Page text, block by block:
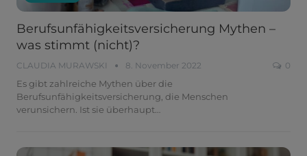
Berufsunfähigkeitsversicherung Mythen –
was stimmt (nicht)?
CLAUDIA MURAWSKI 8. November 2022 0
Es gibt zahlreiche Mythen über die
Berufsunfähigkeitsversicherung, die Menschen
verunsichern. Ist sie überhaupt